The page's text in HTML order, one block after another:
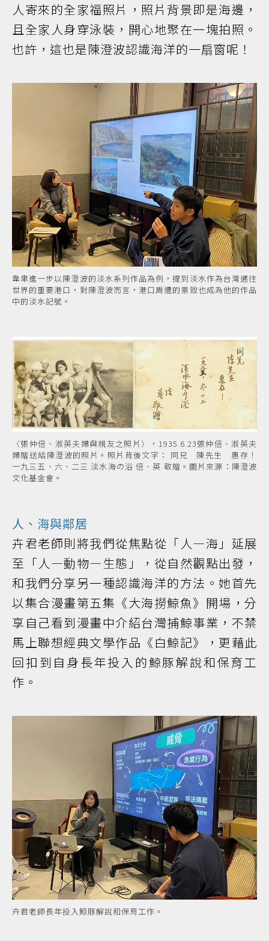
人寄來的全家福照片，照片背景即是海邊，
且全家人身穿泳裝，開心地聚在一塊拍照。
也許，這也是陳澄波認識海洋的一扇窗呢！
韋聿進一步以陳澄波的淡水系列作品為例，提到淡水作為台灣通往
世界的重要港口，對陳澄波而言，港口周遭的景致也成為他的作品
中的淡水記號。
〈張仲倍、淑英夫婦與親友之照片〉，1935.6.23張仲倍、淑英夫
婦贈送給陳澄波的照片。照片背後文字： 同兄 陳先生 惠存！
一九三五、六、二三 淡水海の浴 倍、英 敬贈。圖片來源：陳澄波
文化基金會。
​人、海與鄰居
卉君老師則將我們從焦點從「人—海」延展
至「人—動物—生態」，從自然觀點出發，
和我們分享另一種認識海洋的方法。她首先
以集合漫畫第五集《大海撈鯨魚》開場，分
享自己看到漫畫中介紹台灣捕鯨事業，不禁
馬上聯想經典文學作品《白鯨記》，更藉此
回扣到自身長年投入的鯨豚解說和保育工
作。
卉君老師長年投入鯨豚解說和保育工作。